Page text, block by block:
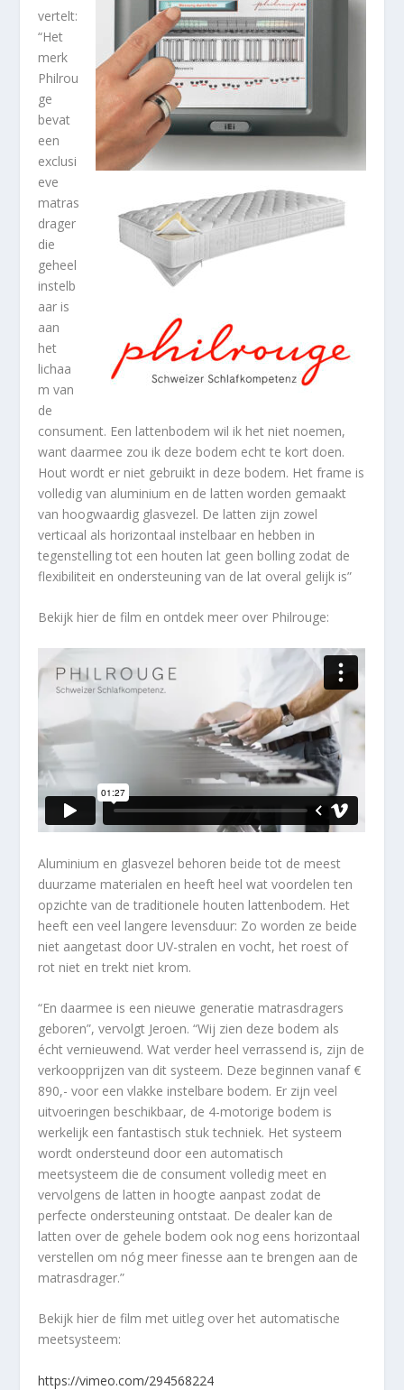
vertelt:
“Het
merk
Philrou
ge
bevat
een
exclusi
eve
matras
drager
die
geheel
instelb
aar is
aan
het
lichaa
m van
de
consument. Een lattenbodem wil ik het niet noemen,
want daarmee zou ik deze bodem echt te kort doen.
Hout wordt er niet gebruikt in deze bodem. Het frame is
volledig van aluminium en de latten worden gemaakt
van hoogwaardig glasvezel. De latten zijn zowel
verticaal als horizontaal instelbaar en hebben in
tegenstelling tot een houten lat geen bolling zodat de
flexibiliteit en ondersteuning van de lat overal gelijk is”
Bekijk hier de film en ontdek meer over Philrouge:
Aluminium en glasvezel behoren beide tot de meest
duurzame materialen en heeft heel wat voordelen ten
opzichte van de traditionele houten lattenbodem. Het
heeft een veel langere levensduur: Zo worden ze beide
niet aangetast door UV-stralen en vocht, het roest of
rot niet en trekt niet krom.
“En daarmee is een nieuwe generatie matrasdragers
geboren”, vervolgt Jeroen. “Wij zien deze bodem als
écht vernieuwend. Wat verder heel verrassend is, zijn de
verkoopprijzen van dit systeem. Deze beginnen vanaf €
890,- voor een vlakke instelbare bodem. Er zijn veel
uitvoeringen beschikbaar, de 4-motorige bodem is
werkelijk een fantastisch stuk techniek. Het systeem
wordt ondersteund door een automatisch
meetsysteem die de consument volledig meet en
vervolgens de latten in hoogte aanpast zodat de
perfecte ondersteuning ontstaat. De dealer kan de
latten over de gehele bodem ook nog eens horizontaal
verstellen om nóg meer finesse aan te brengen aan de
matrasdrager.”
Bekijk hier de film met uitleg over het automatische
meetsysteem:
https://vimeo.com/294568224